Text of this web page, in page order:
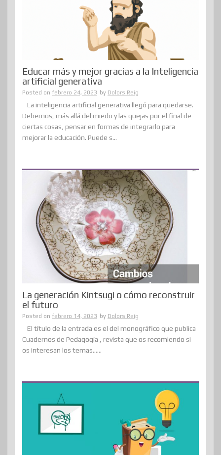
Educar más y mejor gracias a la Inteligencia
artificial generativa
Posted on febrero 24, 2023 by Dolors Reig
La inteligencia artificial generativa llegó para quedarse.
Debemos, más allá del miedo y las quejas por el final de
ciertas cosas, pensar en formas de integrarlo para
mejorar la educación. Puede s...
La generación Kintsugi o cómo reconstruir
el futuro
Posted on febrero 14, 2023 by Dolors Reig
El título de la entrada es el del monográfico que publica
Cuadernos de Pedagogía , revista que os recomiendo si
os interesan los temas......